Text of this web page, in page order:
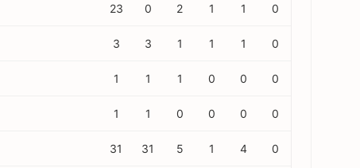
23 0 2 1 1 0
3 3 1 1 1 0
1 1 1 0 0 0
1 1 0 0 0 0
31 31 5 1 4 0